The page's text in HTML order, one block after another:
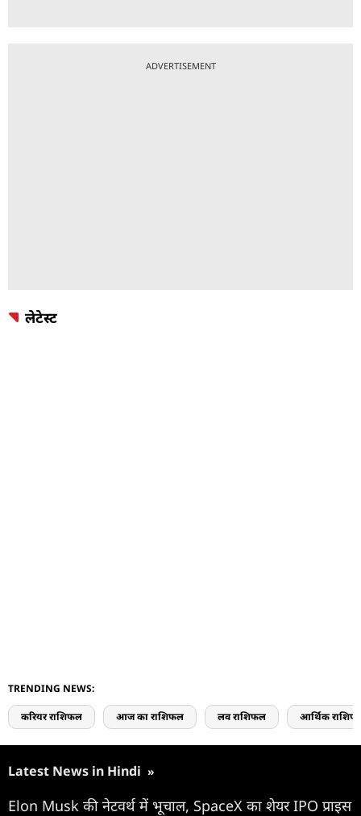
ADVERTISEMENT
लेटेस्ट
TRENDING NEWS:
करियर राशिफल आज का राशिफल लव राशिफल आर्थिक
Latest News in Hindi »
Elon Musk की नेटवर्थ में भूचाल, SpaceX का शेयर IPO प्राइस